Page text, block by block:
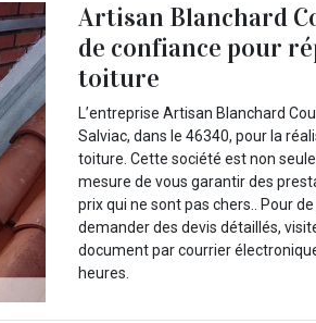
Artisan Blanchard
de confiance pour
toiture
L’entreprise Artisan Blanchard
Salviac, dans le 46340, pour la
toiture. Cette société est non
mesure de vous garantir des
prix qui ne sont pas chers.. Pour
demander des devis détaillés,
document par courrier
heures.